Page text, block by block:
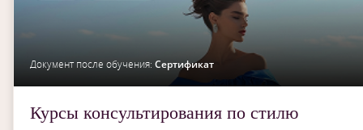
Документ после обучения: Сертификат
Курсы консультирования по стилю